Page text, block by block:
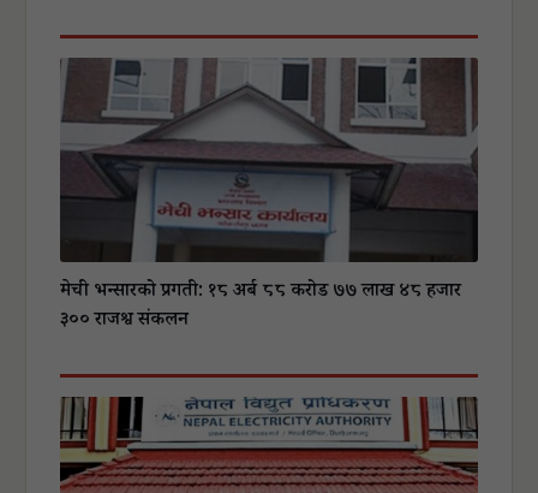
मेची भन्सारको प्रगती: १८ अर्ब ८८ करोड ७७ लाख ४८ हजार
३०० राजश्व संकलन